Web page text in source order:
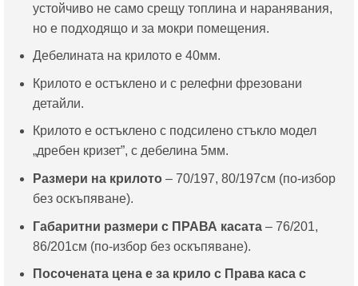
устойчиво не само срещу топлина и наранявания,
но е подходящо и за мокри помещения.
Дебелината на крилото е 40мм.
Крилото е остъклено и с релефни фрезовани
детайли.
Крилото е остъклено с подсилено стъкло модел
„дребен кризет”, с дебелина 5мм.
Размери на крилото– 70/197, 80/197см (по-избор
без оскъпяване).
Габаритни размери с ПРАВА касата– 76/201,
86/201см (по-избор без оскъпяване).
Посочената цена е за крило с Права каса с